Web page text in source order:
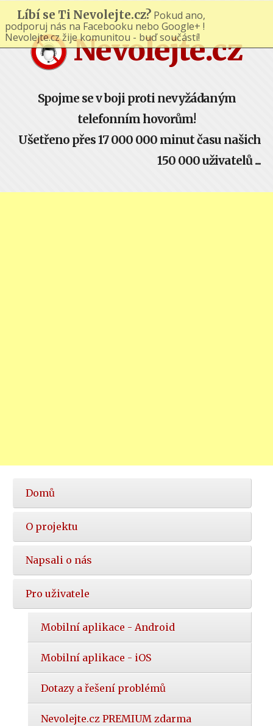
Nevolejte.cz
Spojme se v boji proti nevyžádaným
telefonním hovorům!
Ušetřeno přes 17 000 000 minut času našich
150 000 uživatelů ...
Hlavní
nabídka
Domů
O projektu
Napsali o nás
Pro uživatele
Mobilní aplikace - Android
Mobilní aplikace - iOS
Dotazy a řešení problémů
Nevolejte.cz PREMIUM zdarma
Líbí se Ti Nevolejte.cz? Pokud ano,
podporuj nás na Facebooku nebo Google+ !
Nevolejte.cz žije komunitou - buď součástí!